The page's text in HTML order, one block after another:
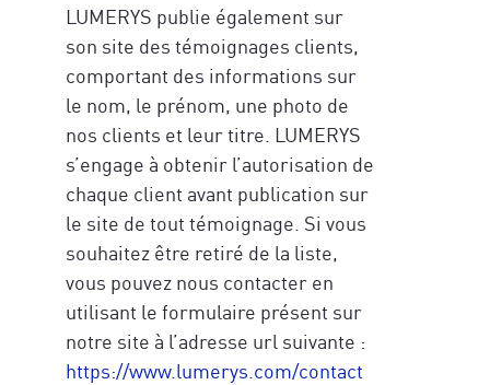
LUMERYS publie également sur
son site des témoignages clients,
comportant des informations sur
le nom, le prénom, une photo de
nos clients et leur titre. LUMERYS
s’engage à obtenir l’autorisation de
chaque client avant publication sur
le site de tout témoignage. Si vous
souhaitez être retiré de la liste,
vous pouvez nous contacter en
utilisant le formulaire présent sur
notre site à l’adresse url suivante :
https://www.lumerys.com/contact